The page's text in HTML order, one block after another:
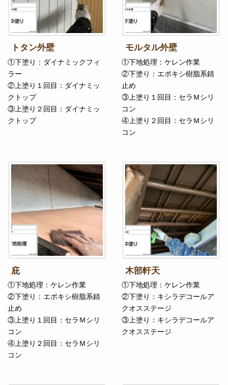
トタン外壁
①下塗り：ダイナミックフィ
ラー
②上塗り１回目：ダイナミッ
クトップ
③上塗り２回目：ダイナミッ
クトップ
モルタル外壁
①下地処理：ケレン作業
②下塗り：エポキシ樹脂系錆
止め
③上塗り１回目：セラＭシリ
コン
④上塗り２回目：セラＭシリ
コン
庇
①下地処理：ケレン作業
②下塗り：エポキシ樹脂系錆
止め
③上塗り１回目：セラＭシリ
コン
④上塗り２回目：セラＭシリ
コン
木部軒天
①下地処理：ケレン作業
②下塗り：キシラデコールア
クオスステージ
③上塗り：キシラデコールア
クオスステージ